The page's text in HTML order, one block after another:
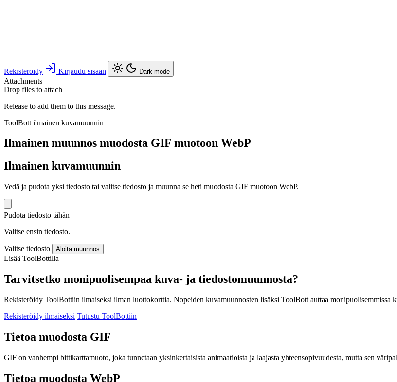
Rekisteröidy Kirjaudu sisään Dark mode
Attachments
Drop files to attach
Release to add them to this message.
ToolBott ilmainen kuvamuunnin
Ilmainen muunnos muodosta GIF muotoon WebP
Ilmainen kuvamuunnin
Vedä ja pudota yksi tiedosto tai valitse tiedosto ja muunna se heti muodosta GIF muotoon WebP.
Pudota tiedosto tähän
Valitse ensin tiedosto.
Valitse tiedosto Aloita muunnos
Lisää ToolBottilla
Tarvitsetko monipuolisempaa kuva- ja tiedostomuunnosta?
Rekisteröidy ToolBottiin ilmaiseksi ilman luottokorttia. Nopeiden kuvamuunnosten lisäksi ToolBott auttaa monipuolisemmissa
Rekisteröidy ilmaiseksi Tutustu ToolBottiin
Tietoa muodosta GIF
GIF on vanhempi bittikarttamuoto, joka tunnetaan yksinkertaisista animaatioista ja laajasta yhteensopivuudesta, mutta sen
Tietoa muodosta WebP